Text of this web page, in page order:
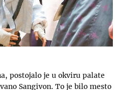
postojalo je u okviru palate
Sangivon. To je bilo mesto